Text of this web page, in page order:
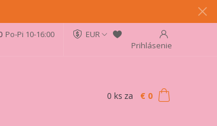
EUR
Prihlásenie
Po-Pi 10-16:00
0 ks za € 0